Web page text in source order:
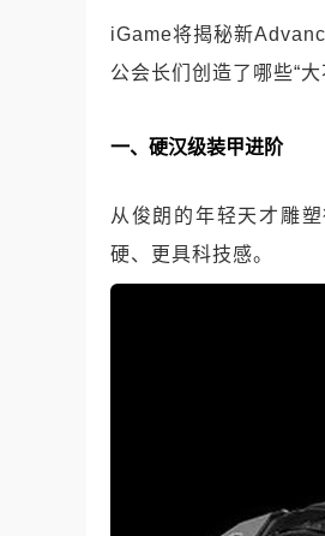
iGame将揭秘新
公会长们创造了哪些“大
一、硬汉级装甲进阶
从俊朗的年轻天才雕
硬、更具科技感。